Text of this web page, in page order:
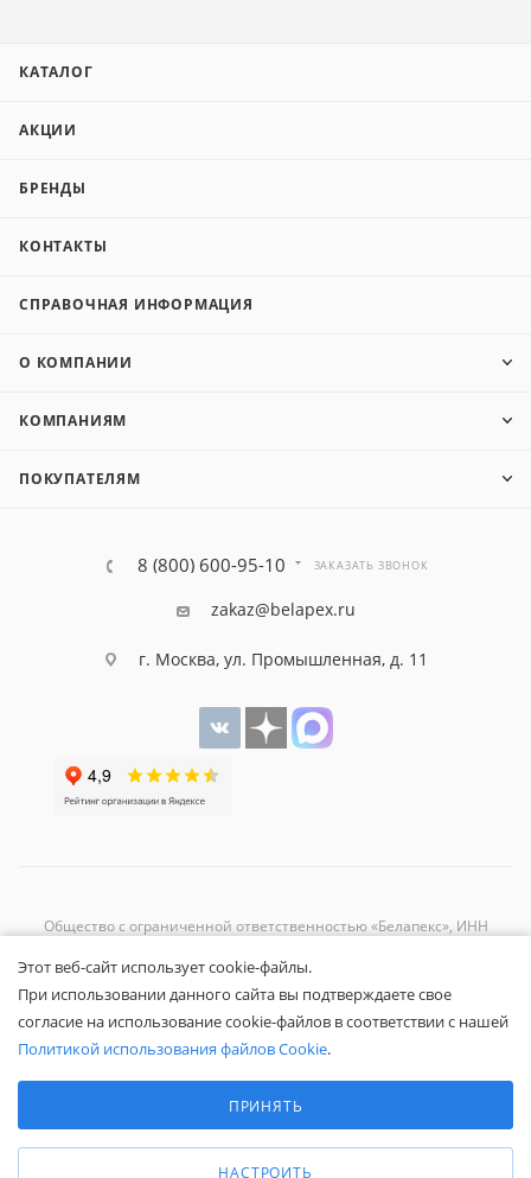
КАТАЛОГ
АКЦИИ
БРЕНДЫ
КОНТАКТЫ
СПРАВОЧНАЯ ИНФОРМАЦИЯ
О КОМПАНИИ
КОМПАНИЯМ
ПОКУПАТЕЛЯМ
8 (800) 600-95-10 ЗАКАЗАТЬ ЗВОНОК
zakaz@belapex.ru
г. Москва, ул. Промышленная, д. 11
Общество с ограниченной ответственностью «Белапекс», ИНН
Обращаем ваше внимание, что вся представленная на сайте
информация носит исключительно информационный характер и не
является публичной офертой.
Вы принимаете условияполитики
сайте Белапекс.ру.
Этот веб-сайт использует cookie-файлы.
При использовании данного сайта вы подтверждаете свое
согласие на использование cookie-файлов в соответствии с нашей
Политикой использования файлов Cookie.
Аналитические/Функциональные
ПРИНЯТЬ
НАСТРОИТЬ